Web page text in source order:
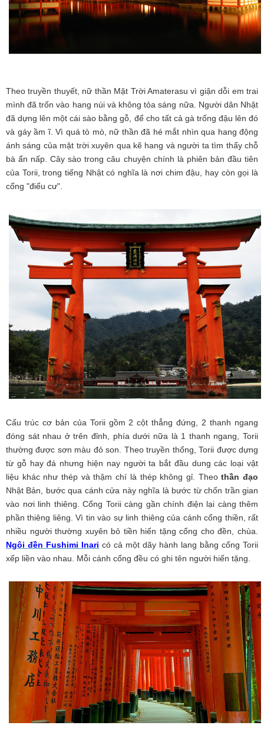
Theo truyền thuyết, nữ thần Mặt Trời Amaterasu vì giận dỗi em trai
mình đã trốn vào hang núi và không tỏa sáng nữa. Người dân Nhật
đã dựng lên một cái sào bằng gỗ, để cho tất cả gà trống đậu lên đó
và gáy ầm ĩ. Vì quá tò mò, nữ thần đã hé mắt nhìn qua hang động
ánh sáng của mặt trời xuyên qua kẽ hang và người ta tìm thấy chỗ
bà ẩn nấp. Cây sào trong câu chuyện chính là phiên bản đầu tiên
của Torii, trong tiếng Nhật có nghĩa là nơi chim đậu, hay còn gọi là
cổng "điểu cư".
Cấu trúc cơ bản của Torii gồm 2 cột thẳng đứng, 2 thanh ngang
đóng sát nhau ở trên đỉnh, phía dưới nữa là 1 thanh ngang, Torii
thường được sơn màu đỏ son. Theo truyền thống, Torii được dựng
từ gỗ hay đá nhưng hiện nay người ta bắt đầu dung các loại vật
liệu khác như thép và thậm chí là thép không gỉ. Theothần đạo
Nhật Bản, bước qua cánh cửa này nghĩa là bước từ chốn trần gian
vào nơi linh thiêng. Cổng Torii càng gần chính điện lại càng thêm
phần thiêng liêng. Vì tin vào sự linh thiêng của cánh cổng thiền, rất
nhiều người thường xuyên bỏ tiền hiến tặng cổng cho đền, chùa.
Ngôi đền Fushimi Inari có cả một dãy hành lang bằng cổng Torii
xếp liền vào nhau. Mỗi cánh cổng đều có ghi tên người hiến tặng.